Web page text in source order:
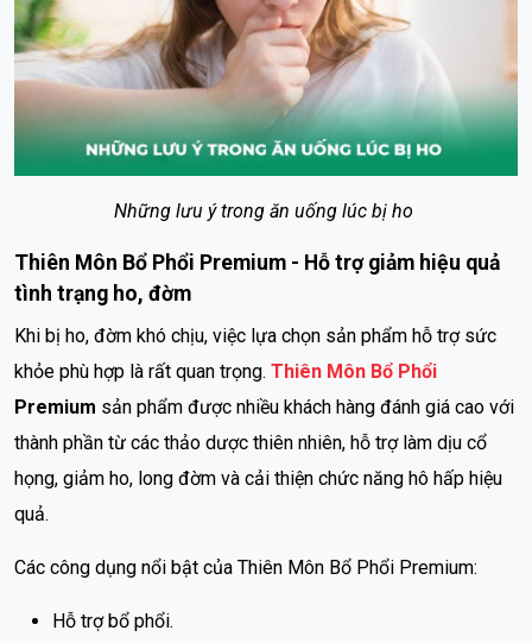
Những lưu ý trong ăn uống lúc bị ho
Thiên Môn Bổ Phổi Premium - Hỗ trợ giảm hiệu quả
tình trạng ho, đờm
Khi bị ho, đờm khó chịu, việc lựa chọn sản phẩm hỗ trợ sức
khỏe phù hợp là rất quan trọng. Thiên Môn Bổ Phổi
Premium sản phẩm được nhiều khách hàng đánh giá cao với
thành phần từ các thảo dược thiên nhiên, hỗ trợ làm dịu cổ
họng, giảm ho, long đờm và cải thiện chức năng hô hấp hiệu
quả.
Các công dụng nổi bật của Thiên Môn Bổ Phổi Premium:
Hỗ trợ bổ phổi.